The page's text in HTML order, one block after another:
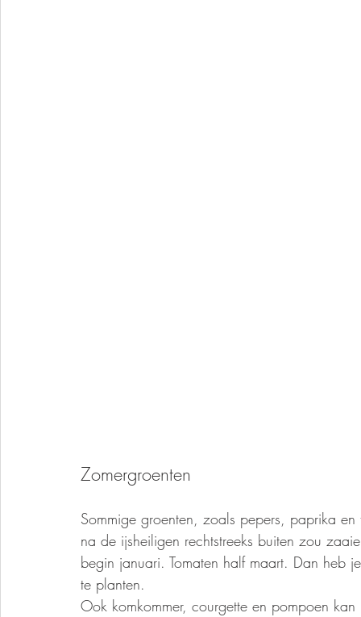
Zomergroenten
Sommige groenten, zoals pepers, paprika
na de ijsheiligen rechtstreeks buiten zou
begin januari. Tomaten half maart. Dan heb
te planten.
Ook komkommer, courgette en pompoen